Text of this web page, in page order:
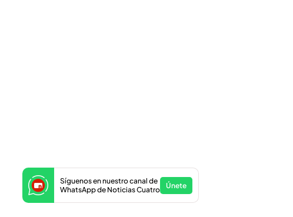
Síguenos en nuestro canal de
WhatsApp de Noticias Cuatro
Únete